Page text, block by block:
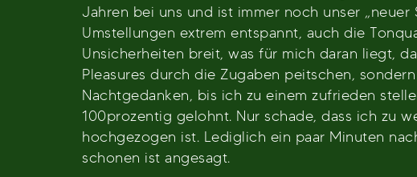
Jahren bei uns und ist immer noch unser
Umstellungen extrem entspannt, auch die
Unsicherheiten breit, was für mich daran liegt,
Pleasures durch die Zugaben peitschen,
Nachtgedanken, bis ich zu einem zufrieden
100prozentig gelohnt. Nur schade, dass ich zu
hochgezogen ist. Lediglich ein paar Minuten
schonen ist angesagt.